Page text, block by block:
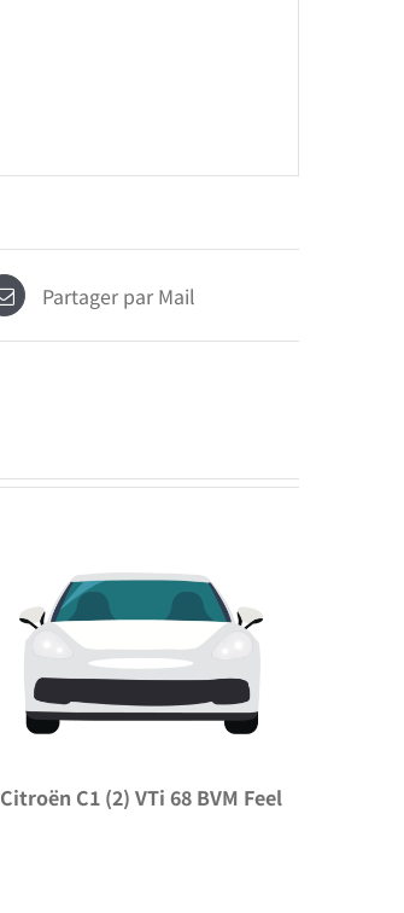
Partager par Mail
Citroën C1 (2) VTi 68 BVM Feel